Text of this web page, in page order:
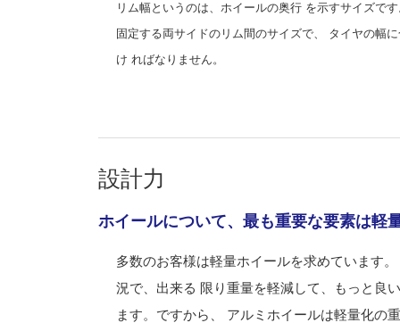
リム幅というのは、ホイールの奥行 を示すサイズで
固定する両サイドのリム間のサイズで、 タイヤの幅
け ればなりません。
設計力
ホイールについて、最も重要な要素は軽
多数のお客様は軽量ホイールを求めています
況で、出来る 限り重量を軽減して、もっと良
ます。ですから、 アルミホイールは軽量化の